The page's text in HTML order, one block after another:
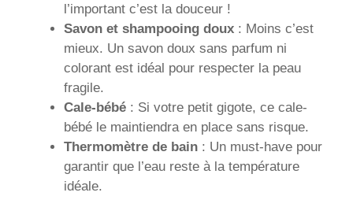
l’important c’est la douceur !
Savon et shampooing doux : Moins c’est
mieux. Un savon doux sans parfum ni
colorant est idéal pour respecter la peau
fragile.
Cale-bébé : Si votre petit gigote, ce cale-
bébé le maintiendra en place sans risque.
Thermomètre de bain : Un must-have pour
garantir que l’eau reste à la température
idéale.